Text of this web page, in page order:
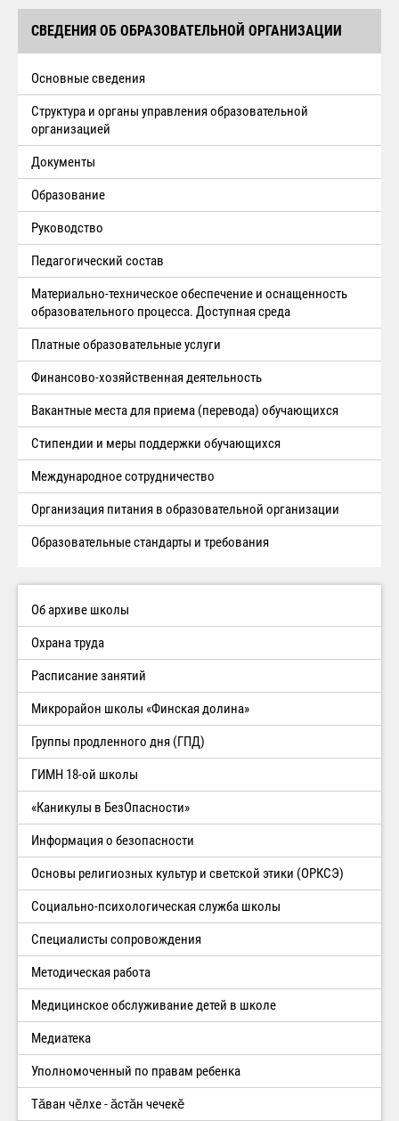
СВЕДЕНИЯ ОБ ОБРАЗОВАТЕЛЬНОЙ ОРГАНИЗАЦИИ
Основные сведения
Структура и органы управления образовательной
организацией
Документы
Образование
Руководство
Педагогический состав
Материально-техническое обеспечение и оснащенность
образовательного процесса. Доступная среда
Платные образовательные услуги
Финансово-хозяйственная деятельность
Вакантные места для приема (перевода) обучающихся
Стипендии и меры поддержки обучающихся
Международное сотрудничество
Организация питания в образовательной организации
Образовательные стандарты и требования
Об архиве школы
Охрана труда
Расписание занятий
Микрорайон школы «Финская долина»
Группы продленного дня (ГПД)
ГИМН 18-ой школы
«Каникулы в БезОпасности»
Информация о безопасности
Основы религиозных культур и светской этики (ОРКСЭ)
Социально-психологическая служба школы
Специалисты сопровождения
Методическая работа
Медицинское обслуживание детей в школе
Медиатека
Уполномоченный по правам ребенка
Тăван чĕлхе - ăстăн чечекĕ